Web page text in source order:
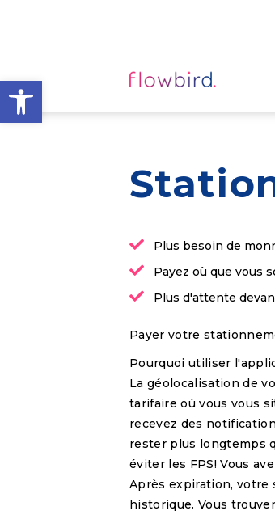
Ouvrir la barre
Plus besoin de
Payez où que vous
Plus d'attente
Payer votre
Pourquoi utiliser
La géolocalisation de
tarifaire où vous vous
recevez des
rester plus longtemps
éviter les FPS! Vous
Après expiration, votre
historique. Vous